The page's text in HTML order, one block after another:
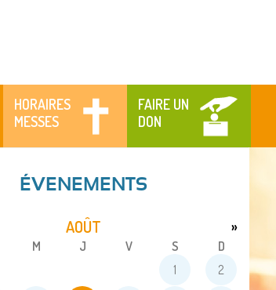
HORAIRES
MESSES
FAIRE UN
DON
ÉVENEMENTS
AOÛT »
M J V S
D
1
2